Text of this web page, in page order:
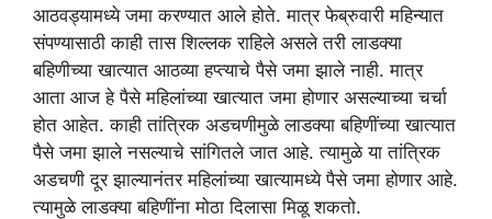
आठवड्यामध्ये जमा करण्यात आले होते. मात्र फेब्रुवारी महिन्यात
संपण्यासाठी काही तास शिल्लक राहिले असले तरी लाडक्या
बहिणीच्या खात्यात आठव्या हप्त्याचे पैसे जमा झाले नाही. मात्र
आता आज हे पैसे महिलांच्या खात्यात जमा होणार असल्याच्या चर्चा
होत आहेत. काही तांत्रिक अडचणीमुळे लाडक्या बहिणींच्या खात्यात
पैसे जमा झाले नसल्याचे सांगितले जात आहे. त्यामुळे या तांत्रिक
अडचणी दूर झाल्यानंतर महिलांच्या खात्यामध्ये पैसे जमा होणार आहे.
त्यामुळे लाडक्या बहिणींना मोठा दिलासा मिळू शकतो.